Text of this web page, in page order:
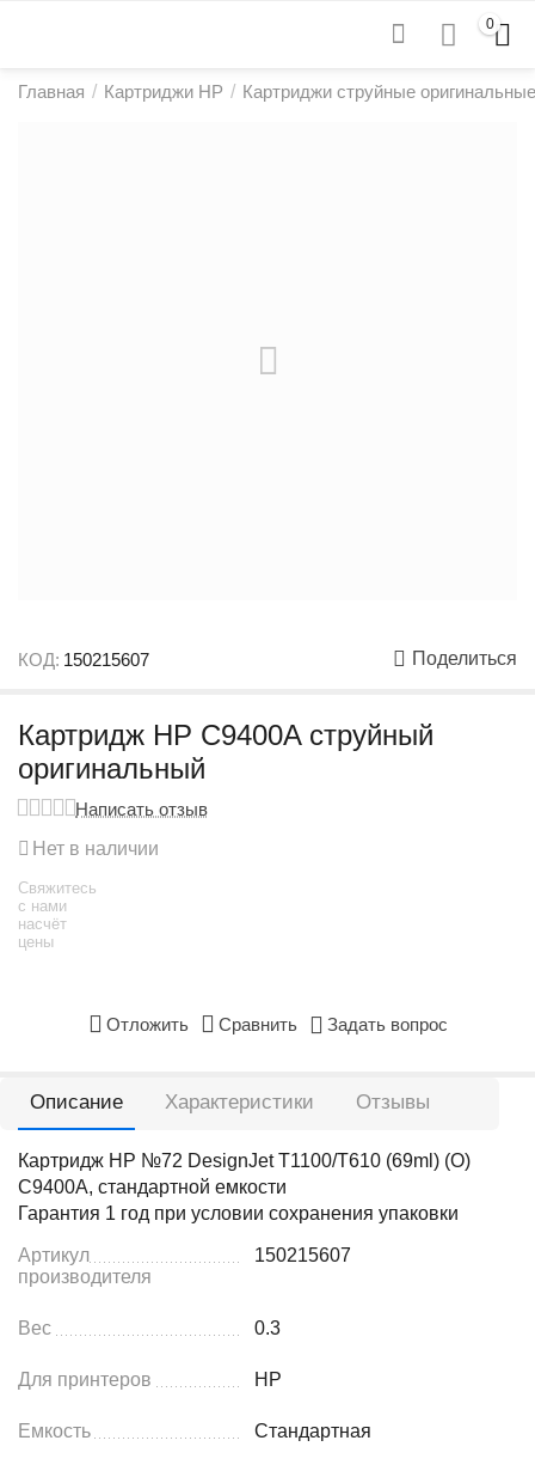
0
Главная / Картриджи HP / Картриджи струйные
КОД: 150215607 Поделиться
Картридж HP C9400A струйный
оригинальный
Написать отзыв
Нет в наличии
Свяжитесь
с нами
насчёт
цены
Отложить Сравнить Задать вопрос
Описание Характеристики Отзывы
Картридж HP №72 DesignJet T1100/T610 (69ml) (О)
C9400A, стандартной емкости
Гарантия 1 год при условии сохранения упаковки
Артикул
производителя
150215607
Вес 0.3
Для принтеров HP
Емкость Стандартная